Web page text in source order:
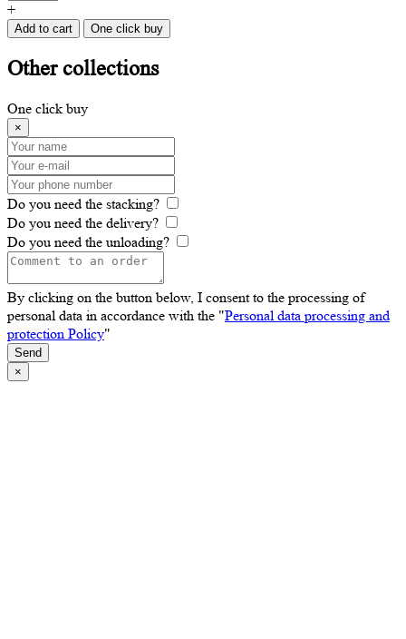
+
Add to cart One click buy
Othercollections
One click buy
×
Do you need the stacking?
Do you need the delivery?
Do you need the unloading?
By clicking on the button below, I consent to the processing of
personal data in accordance with the "Personal data processing and
protection Policy"
Send
×